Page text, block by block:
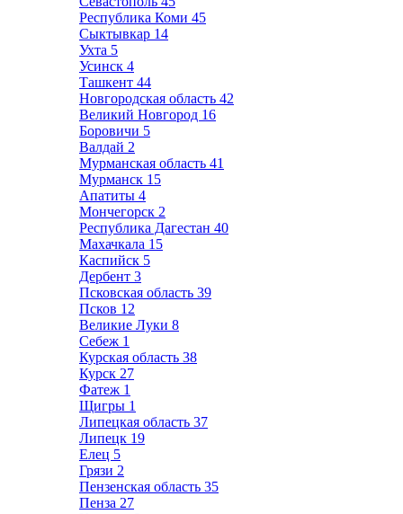
Республика Коми 45
Сыктывкар 14
Ухта 5
Усинск 4
Ташкент 44
Новгородская область 42
Великий Новгород 16
Боровичи 5
Валдай 2
Мурманская область 41
Мурманск 15
Апатиты 4
Мончегорск 2
Республика Дагестан 40
Махачкала 15
Каспийск 5
Дербент 3
Псковская область 39
Псков 12
Великие Луки 8
Себеж 1
Курская область 38
Курск 27
Фатеж 1
Щигры 1
Липецкая область 37
Липецк 19
Елец 5
Грязи 2
Пензенская область 35
Пенза 27